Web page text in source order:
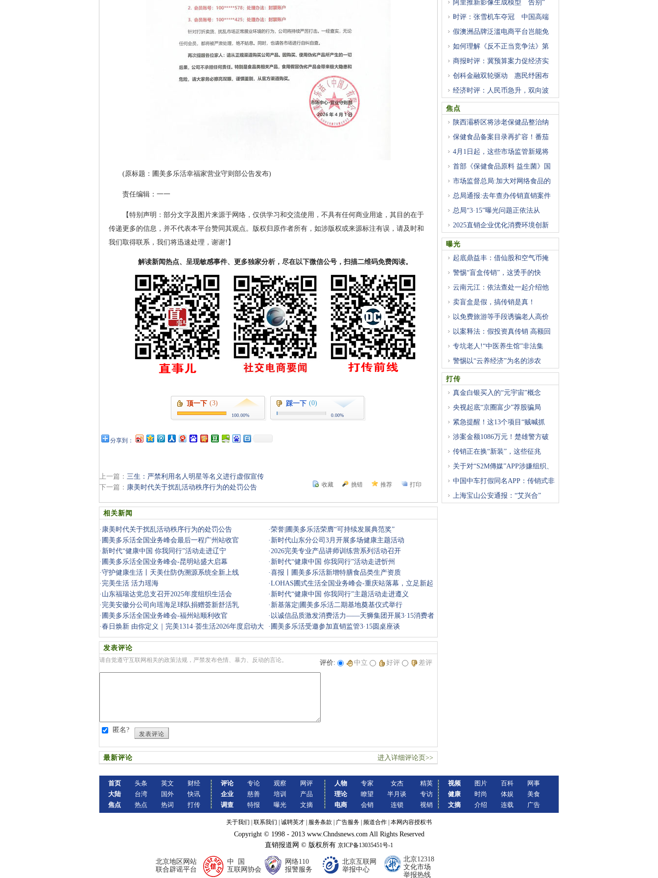
(原标题：圃美多乐活幸福家营业守则部公告发布)
责任编辑：一一
【特别声明：部分文字及图片来源于网络，仅供学习和交流使用，不具有任何商业用途，其目的在于
传递更多的信息，并不代表本平台赞同其观点。版权归原作者所有，如涉版权或来源标注有误，请及时和
我们取得联系，我们将迅速处理，谢谢!】
解读新闻热点、呈现敏感事件、更多独家分析，尽在以下微信公号，扫描二维码免费阅读。
顶一下 (3)
100.00%
踩一下 (0)
0.00%
分享到：
上一篇： 三生：严禁利用名人明星等名义进行虚假宣传
下一篇： 康美时代关于扰乱活动秩序行为的处罚公告 收藏 挑错 推荐 打印
相关新闻
· 康美时代关于扰乱活动秩序行为的处罚公告 ·荣誉|圃美多乐活荣膺“可持续发展典范奖”
· 圃美多乐活全国业务峰会最后一程广州站收官 · 新时代山东分公司3月开展多场健康主题活动
· 新时代“健康中国 你我同行”活动走进辽宁 ·2026完美专业产品讲师训练营系列活动召开
· 圃美多乐活全国业务峰会-昆明站盛大启幕 · 新时代“健康中国 你我同行”活动走进忻州
·守护健康生活丨天美仕防伪溯源系统全新上线 ·喜报丨圃美多乐活新增特膳食品类生产资质
· 完美生活 活力瑶海 ·LOHAS圃式生活全国业务峰会-重庆站落幕，立足新起
点，我们再出
· 山东福瑞达党总支召开2025年度组织生活会 · 新时代“健康中国 你我同行”主题活动走进遵义
· 完美安徽分公司向瑶海足球队捐赠荟新舒活乳 · 新基落定|圃美多乐活二期基地奠基仪式举行
· 圃美多乐活全国业务峰会-福州站顺利收官 · 以诚信品质激发消费活力——天狮集团开展3·15消费者
保护行动
·春日焕新 由你定义｜完美1314·荟生活2026年度启动大
会启幕
· 圃美多乐活受邀参加直销监管3·15圆桌座谈
发表评论
请自觉遵守互联网相关的政策法规，严禁发布色情、暴力、反动的言论。 评价: 中立 好评 差评
匿名?
发表评论
最新评论 进入详细评论页>>
阿里推新影像生成模型 告别“
时评：张雪机车夺冠 中国高端
假澳洲品牌泛滥电商平台岂能免
如何理解《反不正当竞争法》第
商报时评：冀预算案力促经济实
创科金融双轮驱动 惠民纾困布
经济时评：人民币急升，双向波
焦点
陕西灞桥区将涉老保健品整治纳
保健食品备案目录再扩容！番茄
4月1日起，这些市场监管新规将
首部《保健食品原料 益生菌》国
市场监督总局:加大对网络食品的
总局通报:去年查办传销直销案件
总局“3·15”曝光问题正依法从
2025直销企业优化消费环境创新
案
曝光
起底鼎益丰：借仙股和空气币掩
警惕“盲盒传销”，这烫手的快
云南元江：依法查处一起介绍他
卖盲盒是假，搞传销是真！
以免费旅游等手段诱骗老人高价
以案释法：假投资真传销 高额回
专坑老人!“中医养生馆”非法集
警惕以“云养经济”为名的涉农
打传
真金白银买入的“元宇宙”概念
央视起底“京圈富少”荐股骗局
紧急提醒！这13个项目“贼喊抓
涉案金额1086万元！楚雄警方破
传销正在换“新装”，这些征兆
关于对“S2M傳媒”APP涉嫌组织、
中国中车打假同名APP：传销式非
上海宝山公安通报：“艾兴合”
首页
大陆
焦点
头条
台湾
热点
英文
国外
热词
财经
快讯
打传
评论
企业
调查
专论
慈善
特报
观察
培训
曝光
网评
产品
文摘
人物
理论
电商
专家
瞭望
会销
女杰
半月谈
连锁
精英
专访
视销
视频
健康
文摘
图片
时尚
介绍
百科
体娱
连载
网事
美食
广告
关于我们 联系我们 诚聘英才 服务条款 广告服务 频道合作 本网内容授权书
Copyright © 1998 - 2013 www.Chndsnews.com All Rights Reserved
直销报道网 © 版权所有 京ICP备13035451号-1
北京地区网站
联合辟谣平台
中 国
互联网协会
网络110
报警服务
北京互联网
举报中心
北京12318
文化市场
举报热线